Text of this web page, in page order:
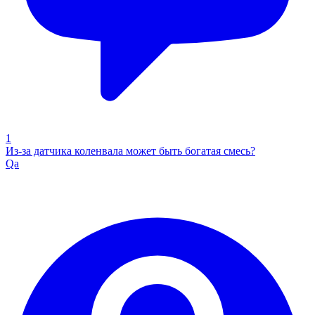
1
Из-за датчика коленвала может быть богатая смесь?
Qa